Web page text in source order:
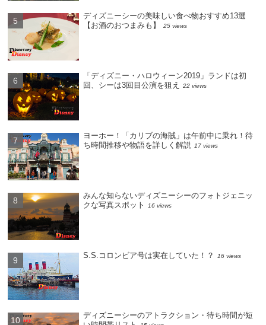
ディズニーシーの美味しい食べ物おすすめ13選
【お酒のおつまみも】
25 views
「ディズニー・ハロウィーン2019」ランドは初
回、シーは3回目公演を狙え
22 views
ヨーホー！「カリブの海賊」は午前中に乗れ！待
ち時間推移や物語を詳しく解説
17 views
みんな知らないディズニーシーのフォトジェニッ
クな写真スポット
16 views
S.S.コロンビア号は実在していた！？ 16 views
ディズニーシーのアトラクション・待ち時間が短